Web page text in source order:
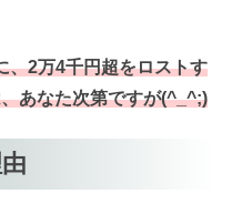
、2万4千円超をロストす
あなた次第ですが(^_^;)